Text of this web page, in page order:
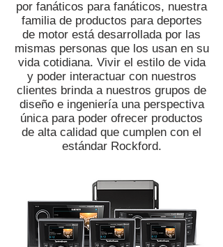
por fanáticos para fanáticos, nuestra
familia de productos para deportes
de motor está desarrollada por las
mismas personas que los usan en su
vida cotidiana. Vivir el estilo de vida
y poder interactuar con nuestros
clientes brinda a nuestros grupos de
diseño e ingeniería una perspectiva
única para poder ofrecer productos
de alta calidad que cumplen con el
estándar Rockford.